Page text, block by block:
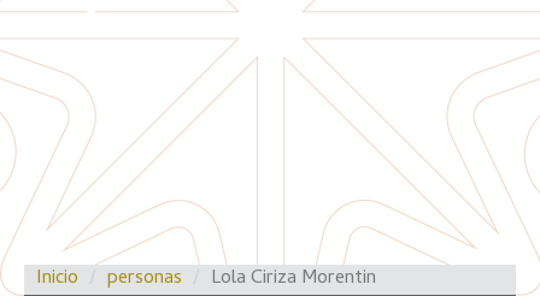
Inicio personas Lola Ciriza Morentin